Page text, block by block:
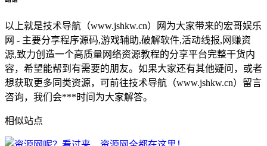
以上就是技术导航（www.jshkw.cn）网为大家带来的宏哥娱乐
网 - 主要分享程序源码,游戏辅助,破解软件,活动线报,网赚资
源,致力创造一个高质量网络资源教程的分享平台完整干货内
容，希望能帮到有需要的朋友。如果大家还有其他疑问，或者
想获取更多同类资源，可前往技术导航（www.jshkw.cn）留言
咨询，我们会***时间为大家解答。
相似站点